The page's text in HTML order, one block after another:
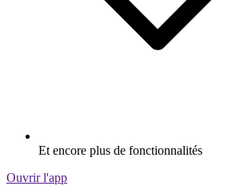
Et encore plus de fonctionnalités
Ouvrir l'app